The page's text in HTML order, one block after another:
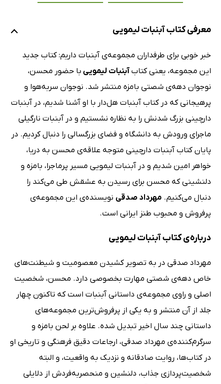
معرفی کتاب آبنبات لیمویی
خبر خوبی برای طرفداران مجموعه‌ی آبنبات داریم: کتاب جدید
این مجموعه، یعنی کتابآبنبات لیمویی با حضور محسن،
نوجوان دهه‌ی شصتی بامزه منتشر شد. نوجوان سربه‌هوا و
پرهیجانی که در کتاب آبنبات هل‌دار با او آشنا شدیم، در آبنبات
دارچینی بزرگ شدنش را به نظاره نشستیم و در آبنبات نارگیلی
ماجرای ورودش به دانشگاه و فضای بزرگسالی را دنبال کردیم. در
پایان کتاب آبنبات دارچینی متوجه علاقه‌ی محسن به دریا،
خواهر امین شدیم و در آبنبات لیمویی مسیر پرماجرا، بامزه و
دلنشینی که محسن برای رسیدن به عشقش طی می‌کند را
دنبال می‌کنیم. مهرداد صدقی نویسنده‌ی این مجموعه‌ی
پرفروش‌ و محبوب‌ طنز ایرانی است.
درباره‌ی کتاب آبنبات لیمویی
مهرداد صدقی در به‌ تصویر کشیدن معصومیت و شیطنت‌های
خاص دهه‌ی شصتی مهارت بخصوصی دارد. محسن، شخصیت
اصلی و راوی مجموعه‌‌ی داستانی آبنبات است که تاکنون چهار
جلد از آن منتشر و به یکی از پرفروش‌ترین مجموعه‌های
داستانی چند سال اخیر تبدیل شده. علاوه بر لحن بامزه و
سرگرم‌کننده‌ی مهرداد صدقی، ارجاعات دقیق فرهنگی و تاریخی او
در کتاب‌ها، روایت صادقانه و نزدیک به واقعیت، و البته
شخصیت‌پردازی جذاب، دلنشین و منحصربه‌فردش از دلایلی